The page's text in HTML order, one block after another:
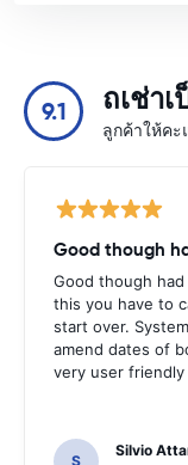
9.1 ถเช่า
ลูกค้าให้คะ
Good though
Good though
this you have to
start over.
amend dates of
very user friendly
S
Silvio